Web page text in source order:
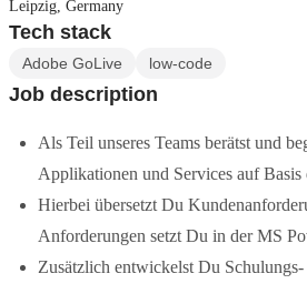
Leipzig, Germany
Tech stack
Adobe GoLive low-code
Job description
Als Teil unseres Teams berätst und
Applikationen und Services auf
Hierbei übersetzt Du
Anforderungen setzt Du in der MS
Zusätzlich entwickelst Du